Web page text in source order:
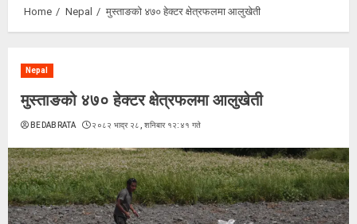
Home Nepal मुस्ताङको ४७० हेक्टर क्षेत्रफलमा आलुखेती
Nepal
मुस्ताङको ४७० हेक्टर क्षेत्रफलमा आलुखेती
BEDABRATA २०८२ भाद्र २८, शनिबार १२:४१ गते